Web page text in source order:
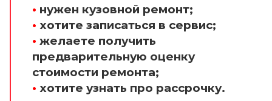
• нужен кузовной ремонт;
• хотите записаться в сервис;
• желаете получить
предварительную оценку
стоимости ремонта;
• хотите узнать про рассрочку.